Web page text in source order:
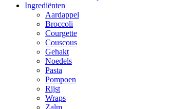
Ingrediënten
Aardappel
Broccoli
Courgette
Couscous
Gehakt
Noedels
Pasta
Pompoen
Rijst
Wraps
Zalm